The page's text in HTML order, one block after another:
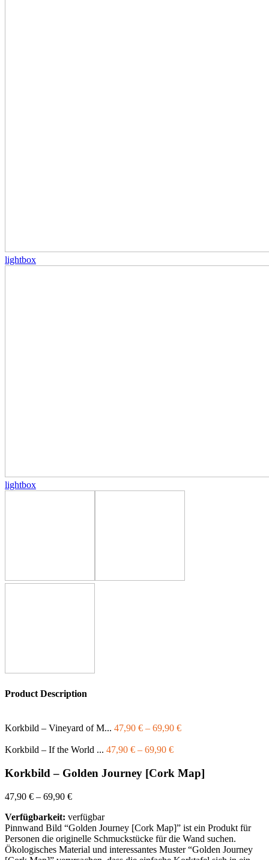
lightbox
lightbox
Product Description
Korkbild – Vineyard of M... 47,90 € – 69,90 €
Korkbild – If the World ... 47,90 € – 69,90 €
Korkbild – Golden Journey [Cork Map]
47,90 € – 69,90 €
Verfügbarkeit: verfügbar
Pinnwand Bild “Golden Journey [Cork Map]” ist ein Produkt für
Personen die originelle Schmuckstücke für die Wand suchen.
Ökologisches Material und interessantes Muster “Golden Journey